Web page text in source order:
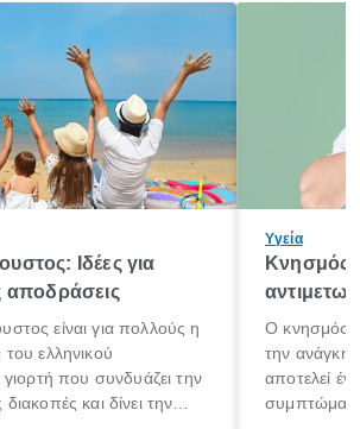
Ιδέες για
αποδράσεις
είναι για πολλούς η
ελληνικού
γιορτή που συνδυάζει την
και δίνει την
Υγεία
Κνησμός:
Ο κνησμός
την ανάγκη
αποτελεί